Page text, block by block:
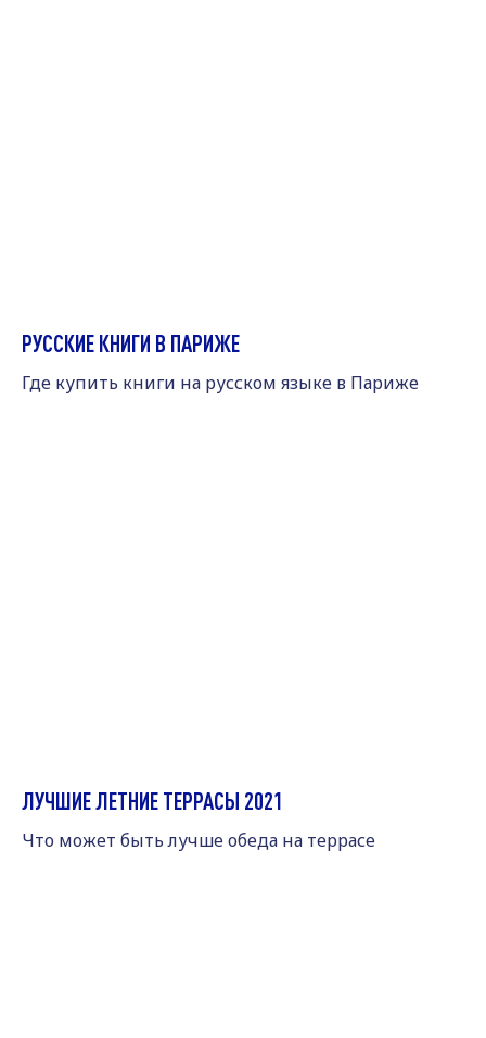
РУССКИЕ КНИГИ В ПАРИЖЕ
Где купить книги на русском языке в Париже
ЛУЧШИЕ ЛЕТНИЕ ТЕРРАСЫ 2021
Что может быть лучше обеда на террасе